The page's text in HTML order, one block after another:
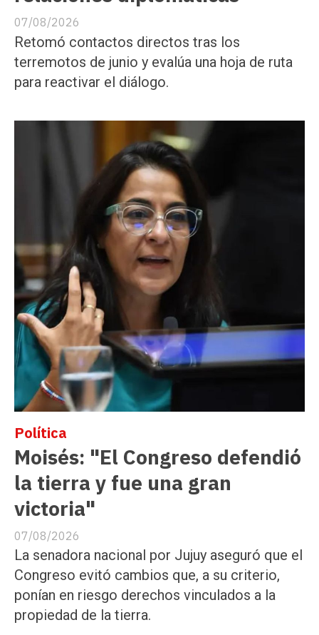
07/08/2026
Retomó contactos directos tras los
terremotos de junio y evalúa una hoja de ruta
para reactivar el diálogo.
Moisés: "El Congreso defendió
la tierra y fue una gran
victoria"
Política
07/08/2026
La senadora nacional por Jujuy aseguró que el
Congreso evitó cambios que, a su criterio,
ponían en riesgo derechos vinculados a la
propiedad de la tierra.